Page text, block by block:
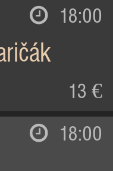
18:00
13 €
18:00